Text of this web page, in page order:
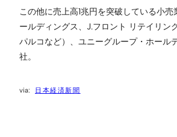
この他に売上高1兆円を突破している小
ールディングス、J.フロント リテイリン
パルコなど）、ユニーグループ・ホール
社。
日本経済新聞